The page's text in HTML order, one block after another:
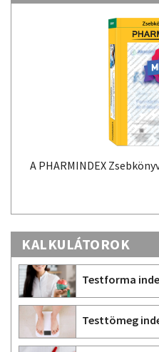
Zsebkönyv 2026/1
KALKULÁTOROK
Testforma
Testtömeg